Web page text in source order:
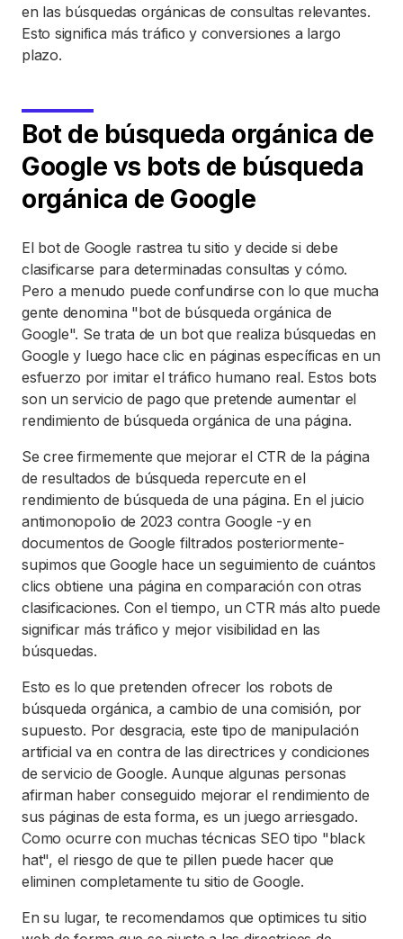
en las búsquedas orgánicas de consultas relevantes.
Esto significa más tráfico y conversiones a largo
plazo.
Bot de búsqueda orgánica de
Google vs bots de búsqueda
orgánica de Google
El bot de Google rastrea tu sitio y decide si debe
clasificarse para determinadas consultas y cómo.
Pero a menudo puede confundirse con lo que mucha
gente denomina "bot de búsqueda orgánica de
Google". Se trata de un bot que realiza búsquedas en
Google y luego hace clic en páginas específicas en un
esfuerzo por imitar el tráfico humano real. Estos bots
son un servicio de pago que pretende aumentar el
rendimiento de búsqueda orgánica de una página.
Se cree firmemente que mejorar el CTR de la página
de resultados de búsqueda repercute en el
rendimiento de búsqueda de una página. En el juicio
antimonopolio de 2023 contra Google -y en
documentos de Google filtrados posteriormente-
supimos que Google hace un seguimiento de cuántos
clics obtiene una página en comparación con otras
clasificaciones. Con el tiempo, un CTR más alto puede
significar más tráfico y mejor visibilidad en las
búsquedas.
Esto es lo que pretenden ofrecer los robots de
búsqueda orgánica, a cambio de una comisión, por
supuesto. Por desgracia, este tipo de manipulación
artificial va en contra de las directrices y condiciones
de servicio de Google. Aunque algunas personas
afirman haber conseguido mejorar el rendimiento de
sus páginas de esta forma, es un juego arriesgado.
Como ocurre con muchas técnicas SEO tipo "black
hat", el riesgo de que te pillen puede hacer que
eliminen completamente tu sitio de Google.
En su lugar, te recomendamos que optimices tu sitio